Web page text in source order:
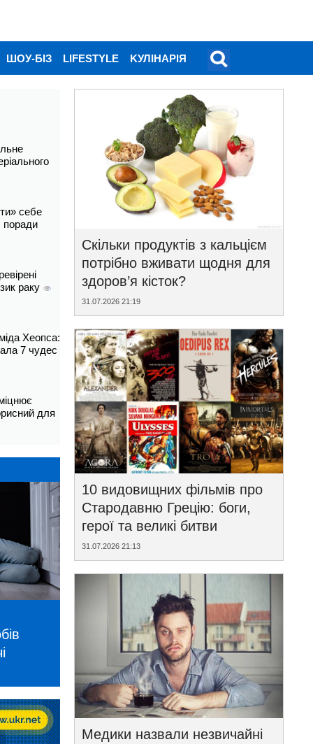
ШОУ-БІЗ LIFESTYLE KУЛІНАРІЯ
себе
поради
раку
Хеопса:
7 чудес
для
Скільки продуктів з кальцієм
потрібно вживати щодня для
здоров’я кісток?
31.07.2026 21:19
10 видовищних фільмів про
Стародавню Грецію: боги,
герої та великі битви
31.07.2026 21:13
Медики назвали незвичайні